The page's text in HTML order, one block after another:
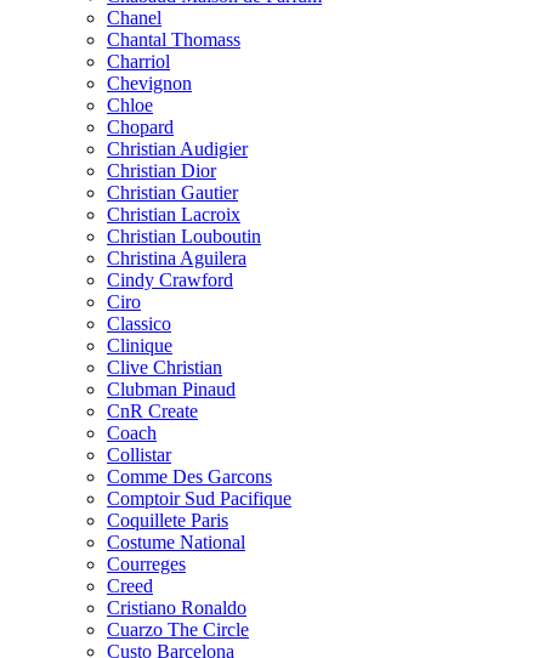
Chanel
Chantal Thomass
Charriol
Chevignon
Chloe
Chopard
Christian Audigier
Christian Dior
Christian Gautier
Christian Lacroix
Christian Louboutin
Christina Aguilera
Cindy Crawford
Ciro
Classico
Clinique
Clive Christian
Clubman Pinaud
CnR Create
Coach
Collistar
Comme Des Garcons
Comptoir Sud Pacifique
Coquillete Paris
Costume National
Courreges
Creed
Cristiano Ronaldo
Cuarzo The Circle
Custo Barcelona